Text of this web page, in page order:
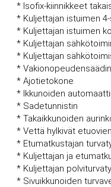
* Isofix-kiinnikkeet
* Kuljettajan istuimen
* Kuljettajan istuimen
* Kuljettajan
* Kuljettajan
*
* Ajotietokone
* Ikkunoiden
* Sadetunnistin
* Takaikkunoiden
* Vettä hylkivät
* Etumatkustajan
* Kuljettajan ja
* Kuljettajan
* Sivuikkunoiden